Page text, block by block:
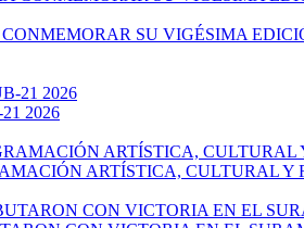
SU VIGÉSIMA
2026
ARTÍSTICA, CULTURAL Y